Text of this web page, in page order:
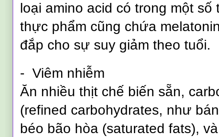
loại amino acid có trong một
thực phẩm cũng chứa
đắp cho sự suy giảm theo tuổi.
- Viêm nhiễm
Ăn nhiều thịt chế biến sẵn,
(refined carbohydrates, như
béo bão hòa (saturated fats),